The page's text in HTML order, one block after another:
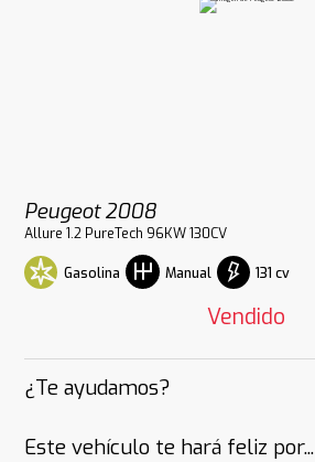
Peugeot 2008
Allure 1.2 PureTech 96KW 130CV
Gasolina Manual 131 cv
Vendido
¿Te ayudamos?
Este vehículo te hará feliz por...